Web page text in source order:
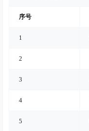
序号
1
2
3
4
5